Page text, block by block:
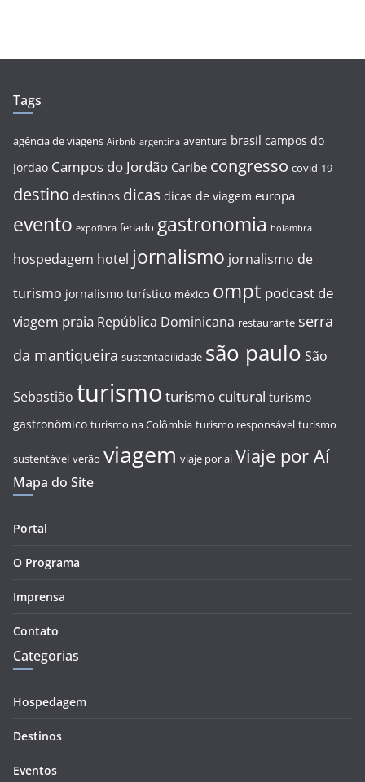
Tags
agência de viagens Airbnb argentina aventura brasil campos do
Jordao Campos do Jordão Caribe congresso covid-19
destino destinos dicas dicas de viagem europa
evento expoflora feriado gastronomia holambra
hospedagem hotel jornalismo jornalismo de
turismo jornalismo turístico méxico ompt podcast de
viagem praia República Dominicana restaurante serra
da mantiqueira sustentabilidade são paulo São
Sebastião turismo turismo cultural turismo
gastronômico turismo na Colômbia turismo responsável turismo
sustentável verão viagem viaje por ai Viaje por Aí
Mapa do Site
Portal
O Programa
Imprensa
Contato
Categorias
Hospedagem
Destinos
Eventos